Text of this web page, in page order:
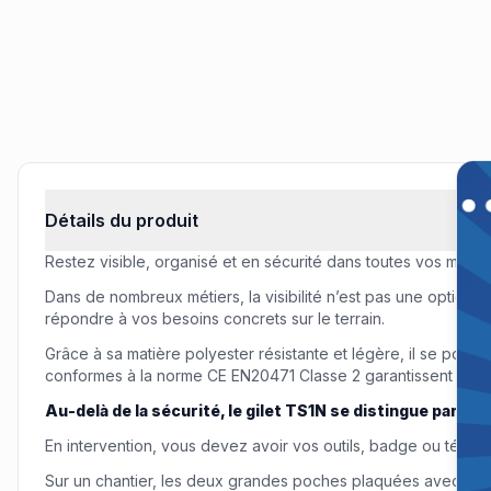
Détails du produit
Restez visible, organisé et en sécurité dans toutes vos
Dans de nombreux métiers, la visibilité n’est pas une option
répondre à vos besoins concrets sur le terrain.
Grâce à sa matière polyester résistante et légère, il se
conformes à la norme CE EN20471 Classe 2 garantissent
Au-delà de la sécurité, le gilet TS1N se distingue par sa
En intervention, vous devez avoir vos outils, badge ou
Sur un chantier, les deux grandes poches plaquées avec